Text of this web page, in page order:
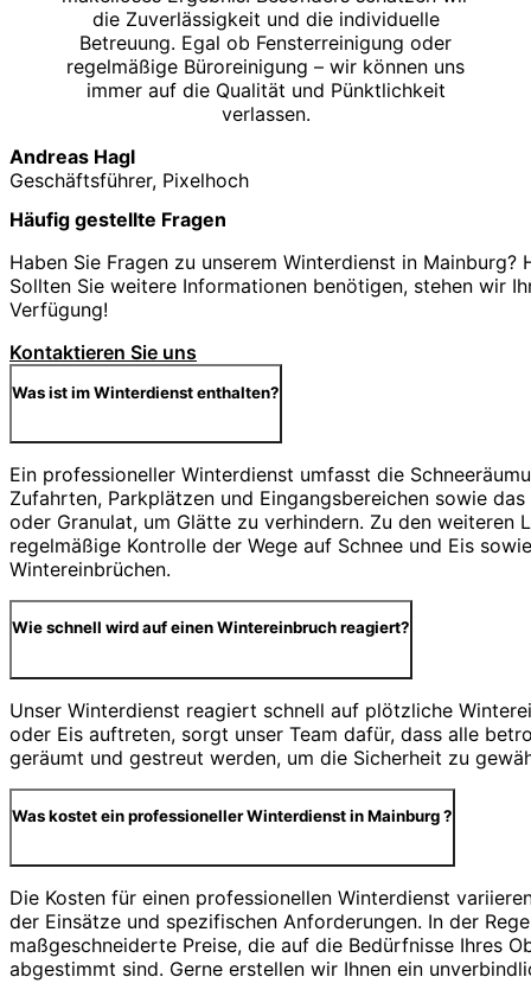
die Zuverlässigkeit und die individuelle
Betreuung. Egal ob Fensterreinigung oder
regelmäßige Büroreinigung – wir können uns
immer auf die Qualität und Pünktlichkeit
verlassen.
Andreas Hagl
Geschäftsführer, Pixelhoch
Häufig gestellte Fragen
Haben Sie Fragen zu unserem Winterdienst in
Sollten Sie weitere Informationen benötigen, stehen wir
Verfügung!
Kontaktieren Sie uns
Was ist im Winterdienst enthalten?
Ein professioneller Winterdienst umfasst die
Zufahrten, Parkplätzen und Eingangsbereichen sowie
oder Granulat, um Glätte zu verhindern. Zu den weiteren
regelmäßige Kontrolle der Wege auf Schnee und Eis
Wintereinbrüchen.
Wie schnell wird auf einen Wintereinbruch reagiert?
Unser Winterdienst reagiert schnell auf plötzliche
oder Eis auftreten, sorgt unser Team dafür, dass alle
geräumt und gestreut werden, um die Sicherheit zu
Was kostet ein professioneller Winterdienst in Mainburg ?
Die Kosten für einen professionellen Winterdienst
der Einsätze und spezifischen Anforderungen. In der
maßgeschneiderte Preise, die auf die Bedürfnisse Ihres
abgestimmt sind. Gerne erstellen wir Ihnen ein